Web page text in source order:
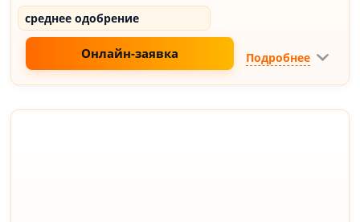
среднее одобрение
Онлайн-заявка Подробнее